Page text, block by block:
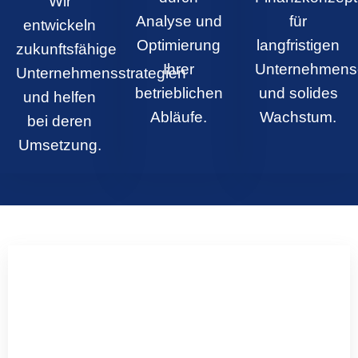
entwickeln
zukunftsfähige
Unternehmensstrategien
und helfen
bei deren
Umsetzung.
Analyse und
Optimierung
Ihrer
betrieblichen
Abläufe.
für
langfristigen
und solides
Wachstum.